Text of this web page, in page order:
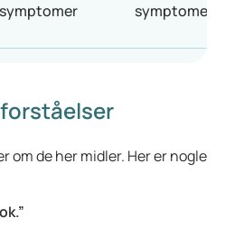
symptomer
symptomer
om de her midler. Her er nogle